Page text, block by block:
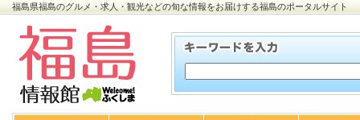
福島県福島のグルメ・求人・観光などの旬な情報をお届けする福島のポータルサイト